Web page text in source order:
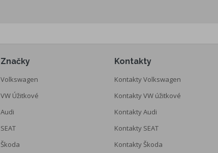
Značky
Volkswagen
VW Úžitkové
Audi
SEAT
Škoda
Kontakty
Kontakty Volkswagen
Kontakty VW úžitkové
Kontakty Audi
Kontakty SEAT
Kontakty Škoda